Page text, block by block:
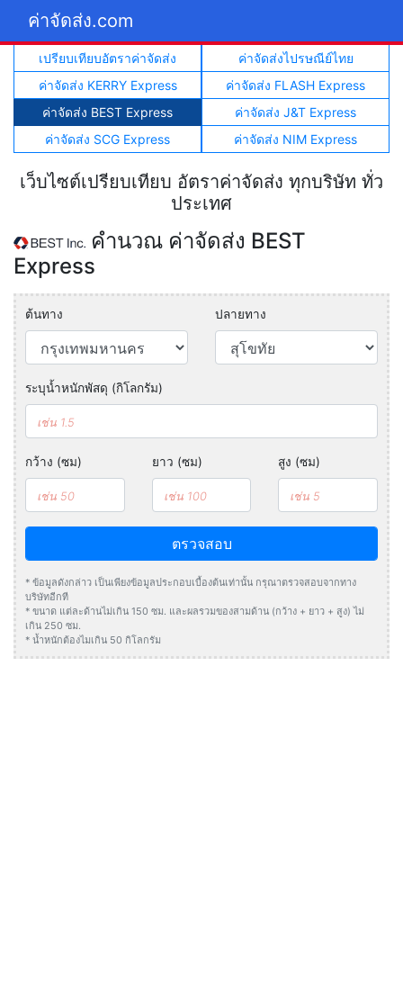
ค่าจัดส่ง.com
เปรียบเทียบอัตราค่าจัดส่ง
ค่าจัดส่งไปรษณีย์ไทย
ค่าจัดส่ง KERRY Express
ค่าจัดส่ง FLASH Express
ค่าจัดส่ง BEST Express
ค่าจัดส่ง J&T Express
ค่าจัดส่ง SCG Express
ค่าจัดส่ง NIM Express
เว็บไซต์เปรียบเทียบ อัตราค่าจัดส่ง ทุกบริษัท ทั่ว
ประเทศ
คำนวณ ค่าจัดส่ง BEST
Express
ต้นทาง ปลายทาง
ระบุน้ำหนักพัสดุ (กิโลกรัม)
กว้าง (ซม) ยาว (ซม) สูง (ซม)
ตรวจสอบ
* ข้อมูลดังกล่าว เป็นเพียงข้อมูลประกอบเบื้องต้นเท่านั้น กรุณาตรวจสอบจากทาง
บริษัทอีกที
* ขนาด แต่ละด้านไม่เกิน 150 ซม. และผลรวมของสามด้าน (กว้าง + ยาว + สูง) ไม่
เกิน 250 ซม.
* น้ำหนักต้องไมเกิน 50 กิโลกรัม